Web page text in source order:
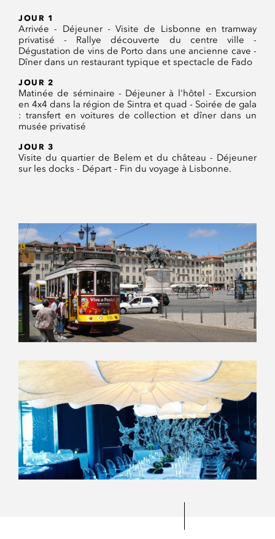
JOUR 1
Arrivée - Déjeuner - Visite de Lisbonne en tramway
privatisé - Rallye découverte du centre ville -
Dégustation de vins de Porto dans une ancienne cave -
Dîner dans un restaurant typique et spectacle de Fado
JOUR 2
Matinée de séminaire - Déjeuner à l'hôtel - Excursion
en 4x4 dans la région de Sintra et quad - Soirée de gala
: transfert en voitures de collection et dîner dans un
musée privatisé
JOUR 3
Visite du quartier de Belem et du château - Déjeuner
sur les docks - Départ - Fin du voyage à Lisbonne.